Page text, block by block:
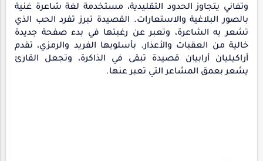
وتفاني يتجاوز الحدود التقليدية، مستخدمة لغة شاعرة غنية
بالصور البلاغية والاستعارات. القصيدة تبرز تفرد الحب الذي
تشعر به الشاعرة، وتعبر عن رغبتها في بدء صفحة جديدة
خالية من العقبات والأعذار. بأسلوبها الفريد والرمزي، تقدم
أراكيليان أرابيان قصيدة تبقى في الذاكرة، وتجعل القارئ
يشعر بعمق المشاعر التي تعبر عنها.